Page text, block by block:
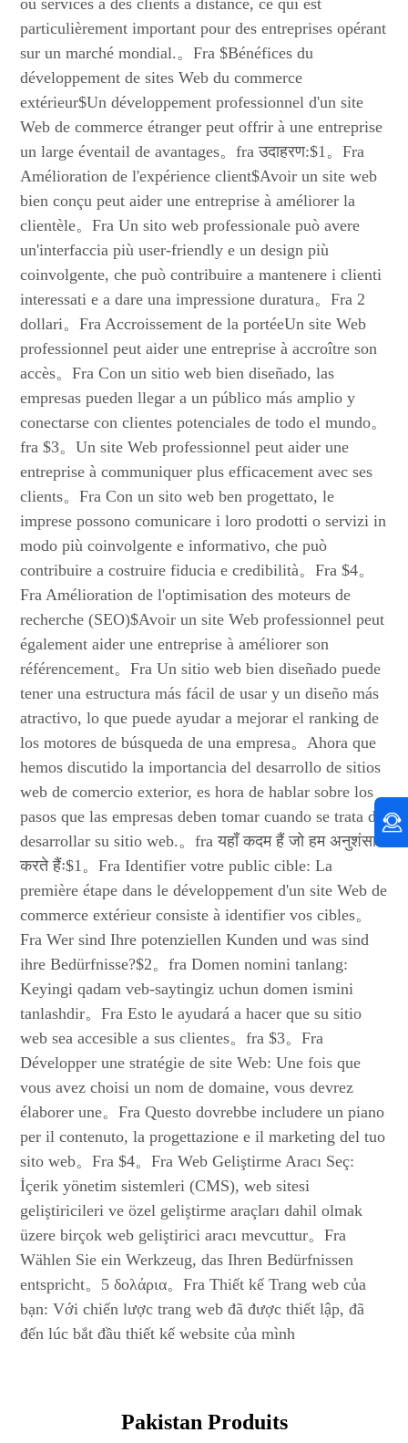
ou services à des clients à distance, ce qui est
particulièrement important pour des entreprises opérant
sur un marché mondial.。Fra $Bénéfices du
développement de sites Web du commerce
extérieur$Un développement professionnel d'un site
Web de commerce étranger peut offrir à une entreprise
un large éventail de avantages。fra उदाहरण:$1。Fra
Amélioration de l'expérience client$Avoir un site web
bien conçu peut aider une entreprise à améliorer la
clientèle。Fra Un sito web professionale può avere
un'interfaccia più user-friendly e un design più
coinvolgente, che può contribuire a mantenere i clienti
interessati e a dare una impressione duratura。Fra 2
dollari。Fra Accroissement de la portéeUn site Web
professionnel peut aider une entreprise à accroître son
accès。Fra Con un sitio web bien diseñado, las
empresas pueden llegar a un público más amplio y
conectarse con clientes potenciales de todo el mundo。
fra $3。Un site Web professionnel peut aider une
entreprise à communiquer plus efficacement avec ses
clients。Fra Con un sito web ben progettato, le
imprese possono comunicare i loro prodotti o servizi in
modo più coinvolgente e informativo, che può
contribuire a costruire fiducia e credibilità。Fra $4。
Fra Amélioration de l'optimisation des moteurs de
recherche (SEO)$Avoir un site Web professionnel peut
également aider une entreprise à améliorer son
référencement。Fra Un sitio web bien diseñado puede
tener una estructura más fácil de usar y un diseño más
atractivo, lo que puede ayudar a mejorar el ranking de
los motores de búsqueda de una empresa。Ahora que
hemos discutido la importancia del desarrollo de sitios
web de comercio exterior, es hora de hablar sobre los
pasos que las empresas deben tomar cuando se trata de
desarrollar su sitio web.。fra यहाँ कदम हैं जो हम अनुशंसा
करते हैंः$1。Fra Identifier votre public cible: La
première étape dans le développement d'un site Web de
commerce extérieur consiste à identifier vos cibles。
Fra Wer sind Ihre potenziellen Kunden und was sind
ihre Bedürfnisse?$2。fra Domen nomini tanlang:
Keyingi qadam veb-saytingiz uchun domen ismini
tanlashdir。Fra Esto le ayudará a hacer que su sitio
web sea accesible a sus clientes。fra $3。Fra
Développer une stratégie de site Web: Une fois que
vous avez choisi un nom de domaine, vous devrez
élaborer une。Fra Questo dovrebbe includere un piano
per il contenuto, la progettazione e il marketing del tuo
sito web。Fra $4。Fra Web Geliştirme Aracı Seç:
İçerik yönetim sistemleri (CMS), web sitesi
geliştiricileri ve özel geliştirme araçları dahil olmak
üzere birçok web geliştirici aracı mevcuttur。Fra
Wählen Sie ein Werkzeug, das Ihren Bedürfnissen
entspricht。5 δολάρια。Fra Thiết kế Trang web của
bạn: Với chiến lược trang web đã được thiết lập, đã
đến lúc bắt đầu thiết kế website của mình
Pakistan Produits